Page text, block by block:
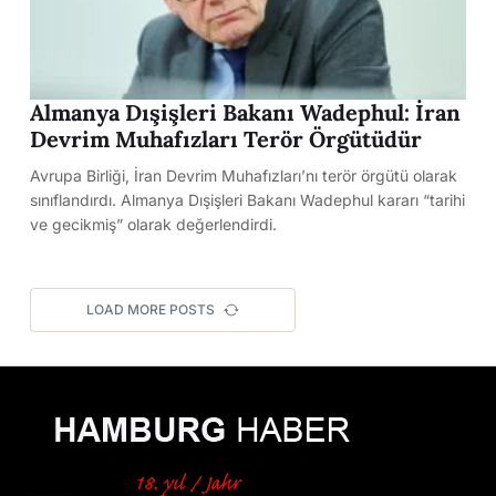
Almanya Dışişleri Bakanı Wadephul: İran
Devrim Muhafızları Terör Örgütüdür
Avrupa Birliği, İran Devrim Muhafızları’nı terör örgütü olarak
sınıflandırdı. Almanya Dışişleri Bakanı Wadephul kararı “tarihi
ve gecikmiş” olarak değerlendirdi.
LOAD MORE POSTS